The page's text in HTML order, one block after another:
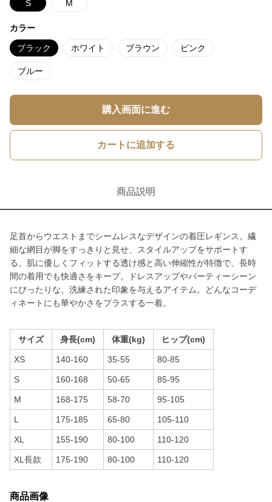
S M
カラー
ブラック ホワイト ブラウン ピンク
ブルー
購入画面に進む
カートに追加する
商品説明
足首からウエストまでシームレスなデザインの着圧レギンス。繊
細な網目が脚をすっきりと見せ、スタイルアップをサポートす
る。肌に優しくフィットする透け感と高い伸縮性が特徴で、長時
間の着用でも快適さをキープ。ドレスアップやパーティーシーン
にぴったりな、洗練された印象を与えるアイテム。どんなコーデ
ィネートにも華やかさをプラスする一着。
サイズ 身長(cm) 体重(kg) ヒップ(cm)
XS 140-160 35-55 80-85
S 160-168 50-65 85-95
M 168-175 58-70 95-105
L 175-185 65-80 105-110
XL 155-190 80-100 110-120
XL長款 175-190 80-100 110-120
商品画像